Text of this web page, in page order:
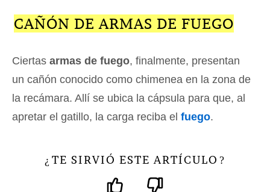
CAÑÓN DE ARMAS DE FUEGO
Ciertas armas de fuego, finalmente, presentan
un cañón conocido como chimenea en la zona de
la recámara. Allí se ubica la cápsula para que, al
apretar el gatillo, la carga reciba el fuego.
¿ TE SIRVIÓ ESTE ARTÍCULO ?